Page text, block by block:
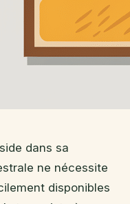
dans sa
ne nécessite
disponibles